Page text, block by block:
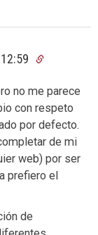
no me parece
con respeto
por defecto.
de mi
web) por ser
prefiero el
de